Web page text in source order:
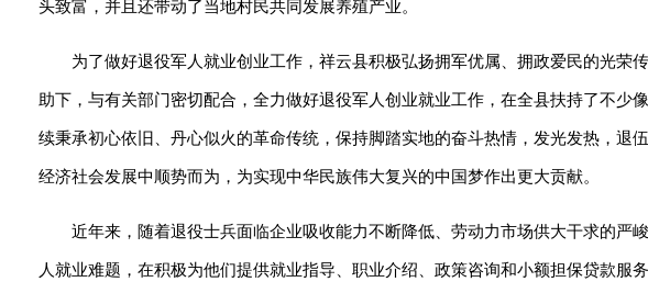
头致富，并且还带动了当地村民共同发展养殖产业。
为了做好退役军人就业创业工作，祥云县积极弘扬拥军优属、拥政爱民的光荣
助下，与有关部门密切配合，全力做好退役军人创业就业工作，在全县扶持了不少
续秉承初心依旧、丹心似火的革命传统，保持脚踏实地的奋斗热情，发光发热，退
经济社会发展中顺势而为，为实现中华民族伟大复兴的中国梦作出更大贡献。
近年来，随着退役士兵面临企业吸收能力不断降低、劳动力市场供大干求的严
人就业难题，在积极为他们提供就业指导、职业介绍、政策咨询和小额担保贷款服